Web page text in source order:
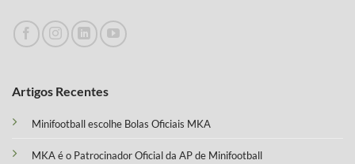
Artigos Recentes
Minifootball escolhe Bolas Oficiais MKA
MKA é o Patrocinador Oficial da AP de Minifootball